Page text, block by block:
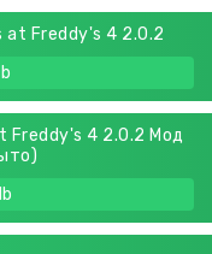
at Freddy's 4 2.0.2
Freddy's 4 2.0.2 Мод